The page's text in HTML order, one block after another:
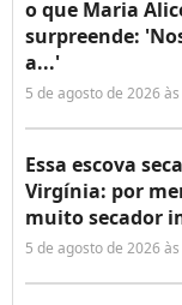
o que Maria
surpreende:
a...'
5 de agosto de 2026
Essa escova
Virgínia: por
muito secador
5 de agosto de 2026